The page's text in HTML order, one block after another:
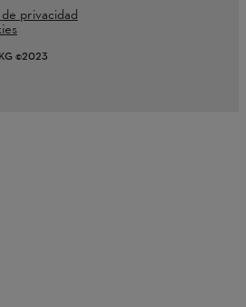
privacidad
©2023